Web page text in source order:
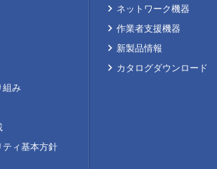
組み
ティ基本方針
ネットワーク機器
作業者支援機器
新製品情報
カタログダウンロード